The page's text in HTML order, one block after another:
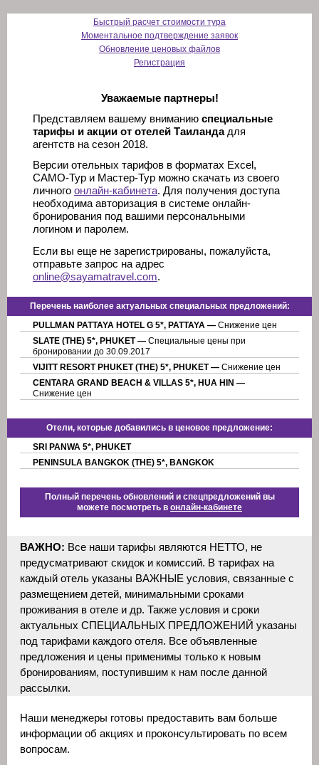
Быстрый расчет стоимости тура
Моментальное подтверждение заявок
Обновление ценовых файлов
Регистрация
Уважаемые партнеры!
Представляем вашему вниманию специальные
тарифы и акции от отелей Таиландадля
агентств на сезон 2018.
Версии отельных тарифов в форматах Excel,
САМО-Тур и Мастер-Тур можно скачать из своего
личного онлайн-кабинета. Для получения доступа
необходима авторизация в системе онлайн-
бронирования под вашими персональными
логином и паролем.
Если вы еще не зарегистрированы, пожалуйста,
отправьте запрос на адрес
online@sayamatravel.com.
Перечень наиболее актуальных специальных предложений:
PULLMAN PATTAYA HOTEL G 5*, PATTAYA — Снижение цен
SLATE (THE) 5*, PHUKET — Специальные цены при
бронировании до 30.09.2017
VIJITT RESORT PHUKET (THE) 5*, PHUKET — Снижение цен
CENTARA GRAND BEACH & VILLAS 5*, HUA HIN —
Снижение цен
Отели, которые добавились в ценовое предложение:
SRI PANWA 5*, PHUKET
PENINSULA BANGKOK (THE) 5*, BANGKOK
Полный перечень обновлений и спецпредложений вы
можете посмотреть в онлайн-кабинете
ВАЖНО: Все наши тарифы являются НЕТТО, не
предусматривают скидок и комиссий. В тарифах на
каждый отель указаны ВАЖНЫЕ условия, связанные с
размещением детей, минимальными сроками
проживания в отеле и др. Также условия и сроки
актуальных СПЕЦИАЛЬНЫХ ПРЕДЛОЖЕНИЙ указаны
под тарифами каждого отеля. Все объявленные
предложения и цены применимы только к новым
бронированиям, поступившим к нам после данной
рассылки.
Наши менеджеры готовы предоставить вам больше
информации об акциях и проконсультировать по всем
вопросам.